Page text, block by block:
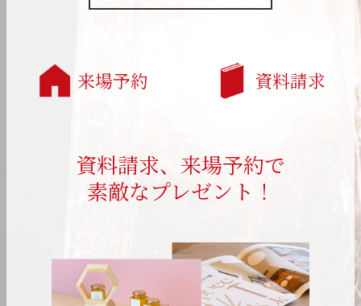
来場予約 資料請求
資料請求、来場予約で
素敵なプレゼント！